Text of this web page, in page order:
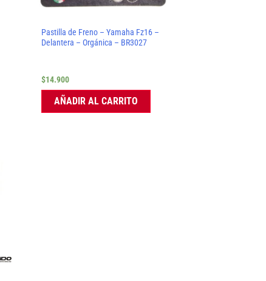
Pastilla de Freno – Yamaha Fz16 –
Delantera – Orgánica – BR3027
$14.900
AÑADIR AL CARRITO